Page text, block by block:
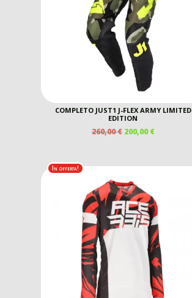
COMPLETO JUST1 J-FLEX ARMY LIMITED
EDITION
260,00€ IL
200,00€IL
In offerta!